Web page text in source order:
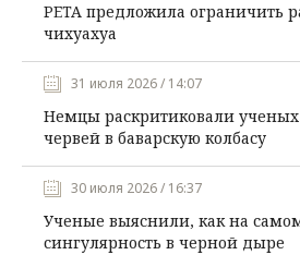
PETA предложила ограничить
чихуахуа
31 июля 2026 / 14:07
Немцы раскритиковали ученых
червей в баварскую колбасу
30 июля 2026 / 16:37
Ученые выяснили, как на
сингулярность в черной дыре